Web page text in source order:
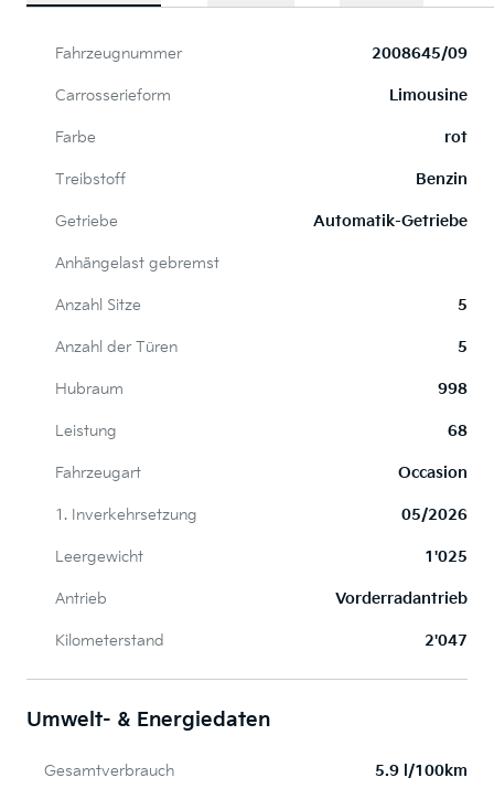
Fahrzeugnummer 2008645/09
Carrosserieform Limousine
Farbe rot
Treibstoff Benzin
Getriebe Automatik-Getriebe
Anhängelast gebremst
Anzahl Sitze 5
Anzahl der Türen 5
Hubraum 998
Leistung 68
Fahrzeugart Occasion
1. Inverkehrsetzung 05/2026
Leergewicht 1'025
Antrieb Vorderradantrieb
Kilometerstand 2'047
Umwelt- & Energiedaten
Gesamtverbrauch 5.9 l/100km